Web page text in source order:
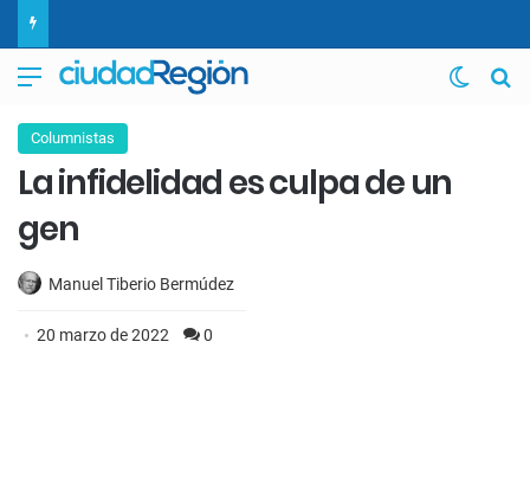
Menú
Columnistas
La infidelidad es culpa de un
gen
Manuel Tiberio Bermúdez
20 marzo de 2022 0